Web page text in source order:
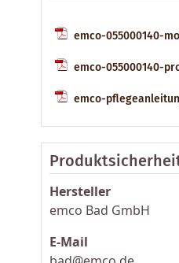
emco-055000140-
emco-055000140-
emco-
Hersteller
emco Bad GmbH
E-Mail